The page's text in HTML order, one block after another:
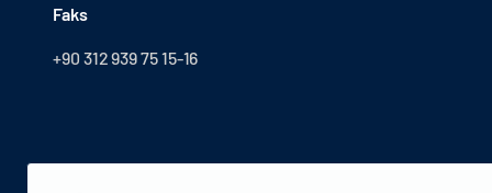
Faks
+90 312 939 75 15-16